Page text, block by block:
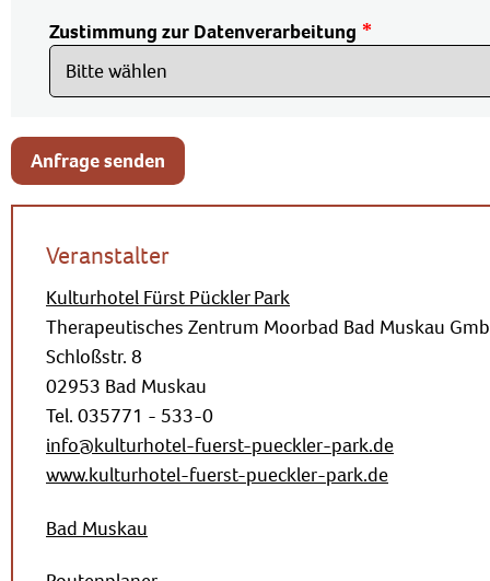
Zustimmung zur Datenverarbeitung
Anfrage senden
Veranstalter
Kulturhotel Fürst Pückler Park
Therapeutisches Zentrum Moorbad Bad Muskau
Schloßstr. 8
02953 Bad Muskau
Tel. 035771 - 533-0
info@kulturhotel-fuerst-pueckler-park.de
www.kulturhotel-fuerst-pueckler-park.de
Bad Muskau